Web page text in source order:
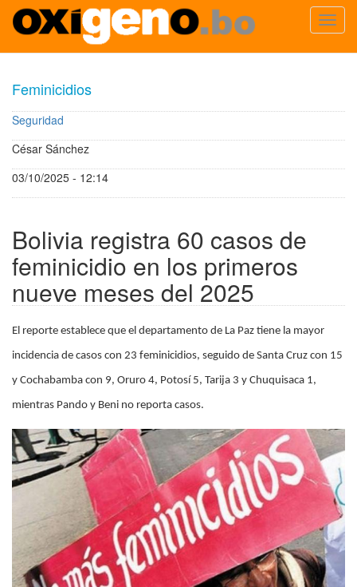
contenido
principal
Feminicidios
Seguridad
César Sánchez
03/10/2025 - 12:14
Bolivia registra 60 casos de
feminicidio en los primeros
nueve meses del 2025
El reporte establece que el departamento de La Paz tiene la mayor
incidencia de casos con 23 feminicidios, seguido de Santa Cruz con 15
y Cochabamba con 9, Oruro 4, Potosí 5, Tarija 3 y Chuquisaca 1,
mientras Pando y Beni no reporta casos.